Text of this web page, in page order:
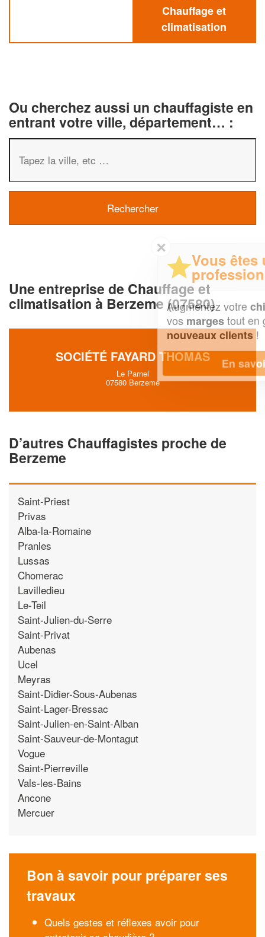
Chauffage et
climatisation
Ou cherchez aussi un chauffagiste en
entrant votre ville, département… :
Une entreprise de Chauffage et
climatisation à Berzeme (07580)
SOCIÉTÉ FAYARD THOMAS
Le Parnel
07580 Berzeme
D’autres Chauffagistes proche de
Berzeme
Saint-Priest
Privas
Alba-la-Romaine
Pranles
Lussas
Chomerac
Lavilledieu
Le-Teil
Saint-Julien-du-Serre
Saint-Privat
Aubenas
Ucel
Meyras
Saint-Didier-Sous-Aubenas
Saint-Lager-Bressac
Saint-Julien-en-Saint-Alban
Saint-Sauveur-de-Montagut
Vogue
Saint-Pierreville
Vals-les-Bains
Ancone
Mercuer
Bon à savoir pour préparer ses
travaux
Quels gestes et réflexes avoir pour
Vous êtes un
professionnel ?
Augmentez votrechiffre d'affaireset
tout en gagnant de
En savoir plus